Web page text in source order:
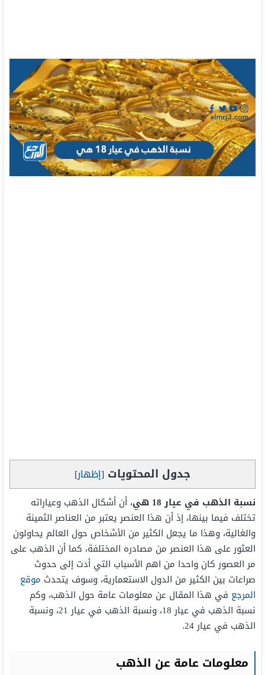
جدول المحتويات [إظهار]
نسبة الذهب في عيار 18 هي​​​​​​​
، أن أشكال الذهب وعياراته
تختلف فيما بينها، إذ أن هذا العنصر يعتبر من العناصر الثمينة
والغالية، وهذا ما يجعل الكثير من الأشخاص حول العالم يحاولون
العثور على هذا العنصر من مصادره المختلفة، كما أن الذهب على
مر العصور كان واحدا من اهم الأسباب التي أدت إلى حدوث
صراعات بين الكثير من الدول الاستعمارية، وسوف يتحدث موقع
المرجع في هذا المقال عن معلومات عامة حول الذهب، وكم
نسبة الذهب في عيار 18، ونسبة الذهب في عيار 21، ونسبة
الذهب في عيار 24.
معلومات عامة عن الذهب